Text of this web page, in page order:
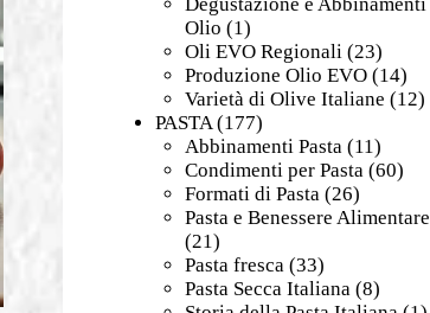
Olio (1)
Oli EVO Regionali (23)
Produzione Olio EVO(14)
Varietà di Olive Italiane (12)
PASTA(177)
Abbinamenti Pasta (11)
Condimenti per Pasta (60)
Formati di Pasta (26)
Pasta e Benessere Alimentare
(21)
Pasta fresca (33)
Pasta Secca Italiana (8)